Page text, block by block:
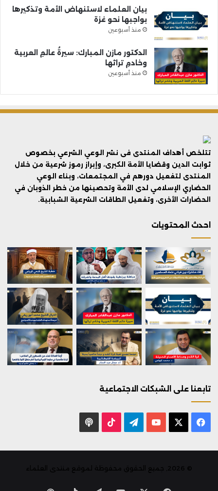
بيان العلماء لاستنهاض الأمة وتذكيرها
بواجبها نحو غزة
منذ أسبوعين
الدكتور مازن المبارك: سيرةُ عالمِ العربية
وخادمِ تراثها
منذ أسبوعين
تتلخص أهداف المنتدى فى نشر الوعي الشرعي بخصوص
ثوابت الدين وقضايا الأمة الكبرى، وإبراز رموز شرعية من خلال
المنتدى لتفعيل دورهم في المجتمعات، وبناء الوعي
الحضاري الإسلامي لدى الأمة وتحصينها من خطر الذوبان في
الحضارات الأخرى، وتفعيل الطاقات الشرعية الشبابية.
احدث المحتويات
تابعنا على الشبكات الاجتماعية
فيسبوك يوتيوب تيلقرام ‫TikTok
© 2026, جميع الحقوق محفوظة لموقع منتدى العلماء